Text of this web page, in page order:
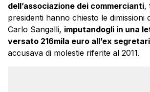
dell’associazione dei commercianti,
presidenti hanno chiesto le dimissioni
Carlo Sangalli, imputandogli in una
versato 216mila euro all’ex
accusava di molestie riferite al 2011.